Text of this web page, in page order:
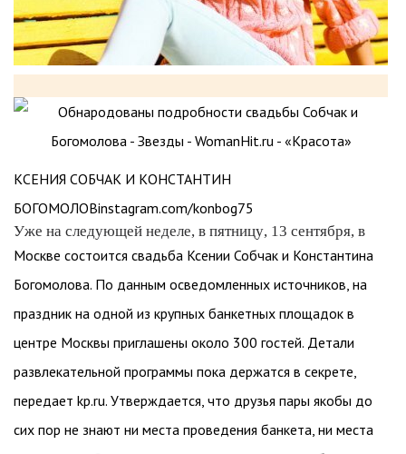
КСЕНИЯ СОБЧАК И КОНСТАНТИН
БОГОМОЛОВinstagram.com/konbog75
Уже на следующей неделе, в пятницу, 13 сентября, в
Москве состоится свадьба Ксении Собчак и Константина
Богомолова. По данным осведомленных источников, на
праздник на одной из крупных банкетных площадок в
центре Москвы приглашены около 300 гостей. Детали
развлекательной программы пока держатся в секрете,
передает kp.ru. Утверждается, что друзья пары якобы до
сих пор не знают ни места проведения банкета, ни места